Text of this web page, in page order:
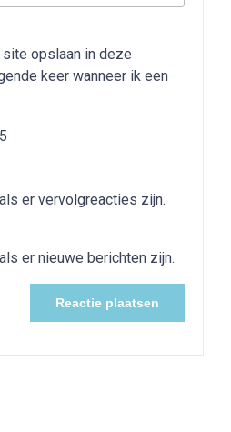
site opslaan in deze
keer wanneer ik een
er vervolgreacties zijn.
er nieuwe berichten zijn.